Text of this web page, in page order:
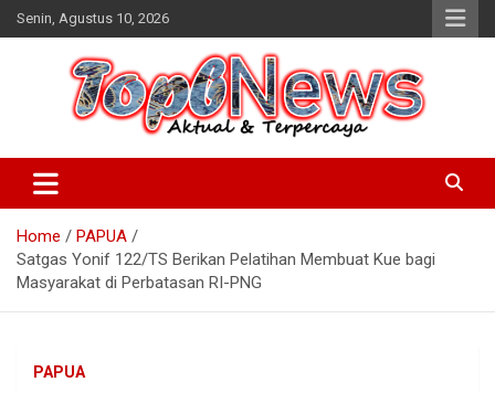
Skip
to
Senin, Agustus 10, 2026
Home
PAPUA
Satgas Yonif 122/TS Berikan Pelatihan Membuat Kue bagi
Masyarakat di Perbatasan RI-PNG
PAPUA